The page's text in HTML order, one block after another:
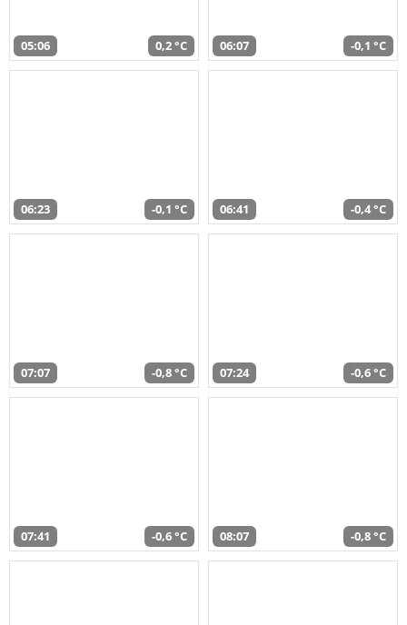
05:06 0,2 °C 06:07 -0,1 °C
06:23 -0,1 °C 06:41 -0,4 °C
07:07 -0,8 °C 07:24 -0,6 °C
07:41 -0,6 °C 08:07 -0,8 °C